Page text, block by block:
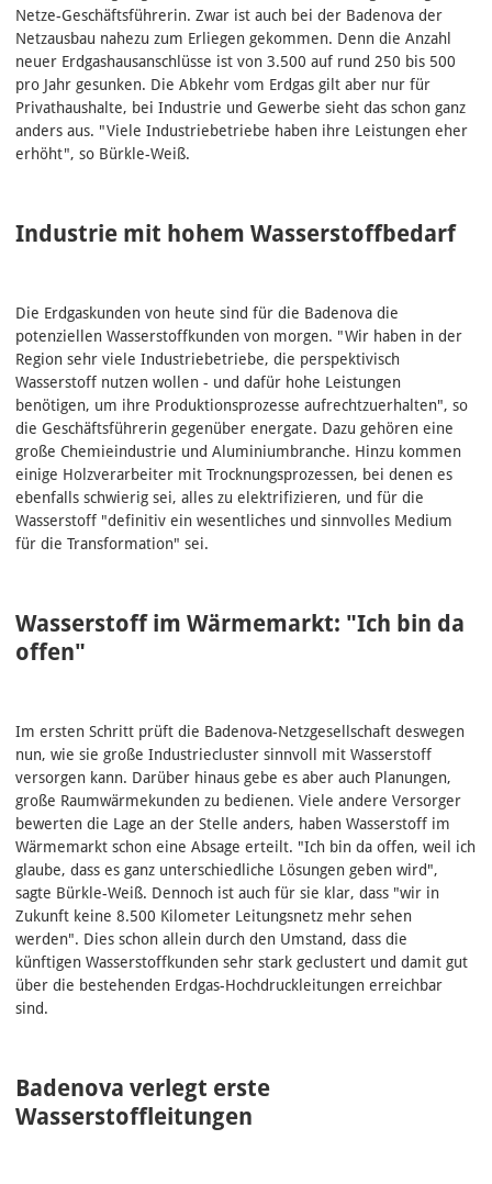
Netze-Geschäftsführerin. Zwar ist auch bei der Badenova der
Netzausbau nahezu zum Erliegen gekommen. Denn die Anzahl
neuer Erdgashausanschlüsse ist von 3.500 auf rund 250 bis 500
pro Jahr gesunken. Die Abkehr vom Erdgas gilt aber nur für
Privathaushalte, bei Industrie und Gewerbe sieht das schon ganz
anders aus. "Viele Industriebetriebe haben ihre Leistungen eher
erhöht", so Bürkle-Weiß.
Industrie mit hohem Wasserstoffbedarf
Die Erdgaskunden von heute sind für die Badenova die
potenziellen Wasserstoffkunden von morgen. "Wir haben in der
Region sehr viele Industriebetriebe, die perspektivisch
Wasserstoff nutzen wollen - und dafür hohe Leistungen
benötigen, um ihre Produktionsprozesse aufrechtzuerhalten", so
die Geschäftsführerin gegenüber energate. Dazu gehören eine
große Chemieindustrie und Aluminiumbranche. Hinzu kommen
einige Holzverarbeiter mit Trocknungsprozessen, bei denen es
ebenfalls schwierig sei, alles zu elektrifizieren, und für die
Wasserstoff "definitiv ein wesentliches und sinnvolles Medium
für die Transformation" sei.
Wasserstoff im Wärmemarkt: "Ich bin da
offen"
Im ersten Schritt prüft die Badenova-Netzgesellschaft deswegen
nun, wie sie große Industriecluster sinnvoll mit Wasserstoff
versorgen kann. Darüber hinaus gebe es aber auch Planungen,
große Raumwärmekunden zu bedienen. Viele andere Versorger
bewerten die Lage an der Stelle anders, haben Wasserstoff im
Wärmemarkt schon eine Absage erteilt. "Ich bin da offen, weil ich
glaube, dass es ganz unterschiedliche Lösungen geben wird",
sagte Bürkle-Weiß. Dennoch ist auch für sie klar, dass "wir in
Zukunft keine 8.500 Kilometer Leitungsnetz mehr sehen
werden". Dies schon allein durch den Umstand, dass die
künftigen Wasserstoffkunden sehr stark geclustert und damit gut
über die bestehenden Erdgas-Hochdruckleitungen erreichbar
sind.
Badenova verlegt erste
Wasserstoffleitungen